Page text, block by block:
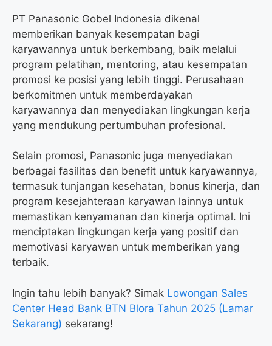
PT Panasonic Gobel Indonesia dikenal
memberikan banyak kesempatan bagi
karyawannya untuk berkembang, baik melalui
program pelatihan, mentoring, atau kesempatan
promosi ke posisi yang lebih tinggi. Perusahaan
berkomitmen untuk memberdayakan
karyawannya dan menyediakan lingkungan kerja
yang mendukung pertumbuhan profesional.
Selain promosi, Panasonic juga menyediakan
berbagai fasilitas dan benefit untuk karyawannya,
termasuk tunjangan kesehatan, bonus kinerja, dan
program kesejahteraan karyawan lainnya untuk
memastikan kenyamanan dan kinerja optimal. Ini
menciptakan lingkungan kerja yang positif dan
memotivasi karyawan untuk memberikan yang
terbaik.
Ingin tahu lebih banyak? Simak Lowongan Sales
Center Head Bank BTN Blora Tahun 2025 (Lamar
Sekarang) sekarang!